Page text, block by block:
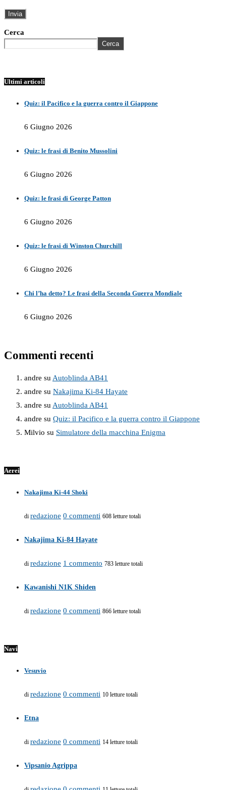
Cerca
Cerca
Ultimi articoli
Quiz: il Pacifico e la guerra contro il Giappone
6 Giugno 2026
Quiz: le frasi di Benito Mussolini
6 Giugno 2026
Quiz: le frasi di George Patton
6 Giugno 2026
Quiz: le frasi di Winston Churchill
6 Giugno 2026
Chi l’ha detto? Le frasi della Seconda Guerra Mondiale
6 Giugno 2026
Commenti recenti
andre su Autoblinda AB41
andre su Nakajima Ki-84 Hayate
andre su Autoblinda AB41
andre su Quiz: il Pacifico e la guerra contro il Giappone
Milvio su Simulatore della macchina Enigma
Aerei
Nakajima Ki-44 Shoki
di redazione 0 commenti 608 letture totali
Nakajima Ki-84 Hayate
di redazione 1 commento 783 letture totali
Kawanishi N1K Shiden
di redazione 0 commenti 866 letture totali
Navi
Vesuvio
di redazione 0 commenti 10 letture totali
Etna
di redazione 0 commenti 14 letture totali
Vipsanio Agrippa